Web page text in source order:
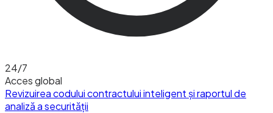
24/7
Acces global
Revizuirea codului contractului inteligent și raportul de
analiză a securității